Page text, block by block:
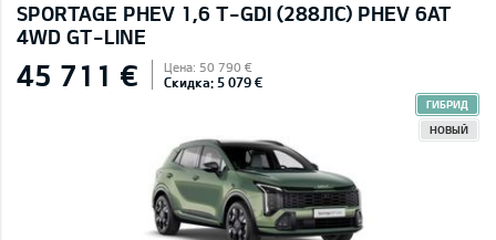
SPORTAGE PHEV 1,6 T-GDI (288ЛС) PHEV 6AT
4WD GT-LINE
45 711 € Цена: 50 790 €
Скидка: 5 079 €
ГИБРИД
НОВЫЙ